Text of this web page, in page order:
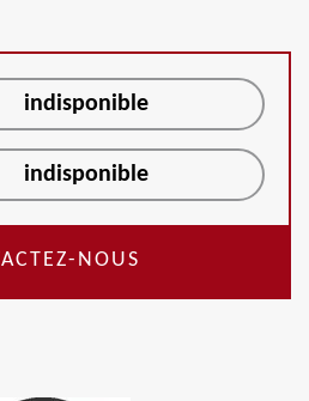
indisponible
indisponible
NOUS